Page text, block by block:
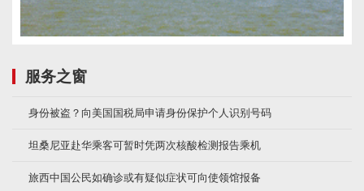
服务之窗
身份被盗？向美国国税局申请身份保护个人识别号码
坦桑尼亚赴华乘客可暂时凭两次核酸检测报告乘机
旅西中国公民如确诊或有疑似症状可向使领馆报备